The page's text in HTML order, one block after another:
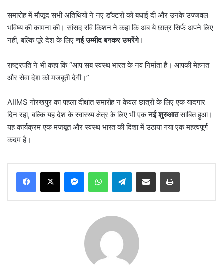
समारोह में मौजूद सभी अतिथियों ने नए डॉक्टरों को बधाई दी और उनके उज्जवल
भविष्य की कामना की। सांसद रवि किशन ने कहा कि अब ये छात्र सिर्फ अपने लिए
नहीं, बल्कि पूरे देश के लिएनई उम्मीद बनकर उभरेंगे।
राष्ट्रपति ने भी कहा कि “आप सब स्वस्थ भारत के नव निर्माता हैं। आपकी मेहनत
और सेवा देश को मजबूती देगी।”
AIIMS गोरखपुर का पहला दीक्षांत समारोह न केवल छात्रों के लिए एक यादगार
दिन रहा, बल्कि यह देश के स्वास्थ्य क्षेत्र के लिए भी एकनई शुरुआतसाबित हुआ।
यह कार्यक्रम एक मजबूत और स्वस्थ भारत की दिशा में उठाया गया एक महत्वपूर्ण
कदम है।
MessengerWhatsAppTelegramShare via Email Print